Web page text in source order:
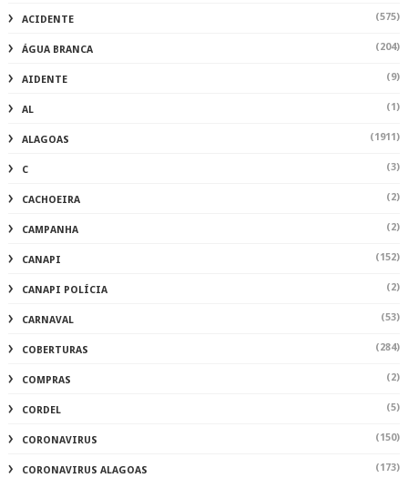
ACIDENTE (575)
ÁGUA BRANCA (204)
AIDENTE (9)
AL (1)
ALAGOAS (1911)
C (3)
CACHOEIRA (2)
CAMPANHA (2)
CANAPI (152)
CANAPI POLÍCIA (2)
CARNAVAL (53)
COBERTURAS (284)
COMPRAS (2)
CORDEL (5)
CORONAVIRUS (150)
CORONAVIRUS ALAGOAS (173)